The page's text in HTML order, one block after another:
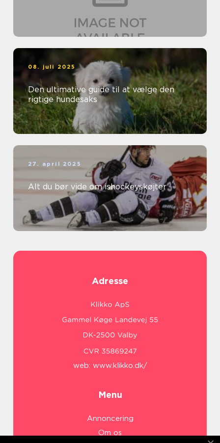
08. juli 2025
Den ultimative guide til at vælge den
rigtige hundesaks
27. april 2025
Alt du bør vide om ishockeyskøjter
Adresse
web: www.klikko.dk/
Menu
Annoncering
Om os